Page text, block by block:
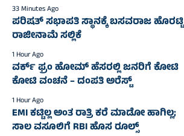
33 Minutes Ago
ಪರಿಷತ್ ಸಭಾಪತಿ ಸ್ಥಾನಕ್ಕೆ ಬಸವರಾಜ ಹೊರಟ್ಟಿ
ರಾಜೀನಾಮೆ ಸಲ್ಲಿಕೆ
1 Hour Ago
ವರ್ಕ್ ಫ್ರಂ ಹೋಮ್ ಹೆಸರಲ್ಲಿ ಜನರಿಗೆ ಕೋಟಿ
ಕೋಟಿ ವಂಚನೆ – ದಂಪತಿ ಅರೆಸ್ಟ್
1 Hour Ago
EMI ಕಟ್ಟಿಲ್ಲ ಅಂತ ರಾತ್ರಿ ಕರೆ ಮಾಡೋ ಹಾಗಿಲ್ಲ;
ಸಾಲ ವಸೂಲಿಗೆ RBI ಹೊಸ ರೂಲ್ಸ್